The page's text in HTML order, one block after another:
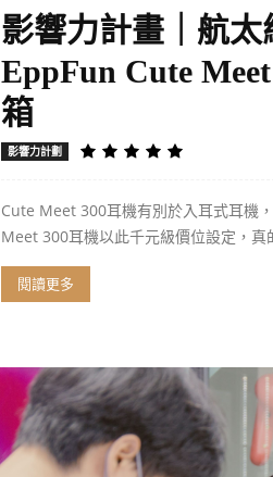
影響力計畫｜航
EppFun Cute
箱
影響力計劃
Cute Meet 300耳機有別於入耳式耳機
Meet 300耳機以此千元級價位設定，真
閱讀更多